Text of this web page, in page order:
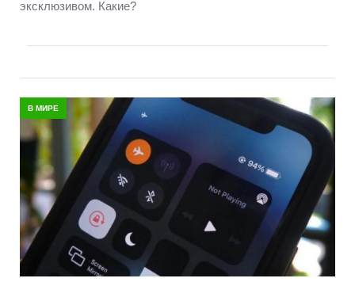
эксклюзивом. Какие?
В МИРЕ